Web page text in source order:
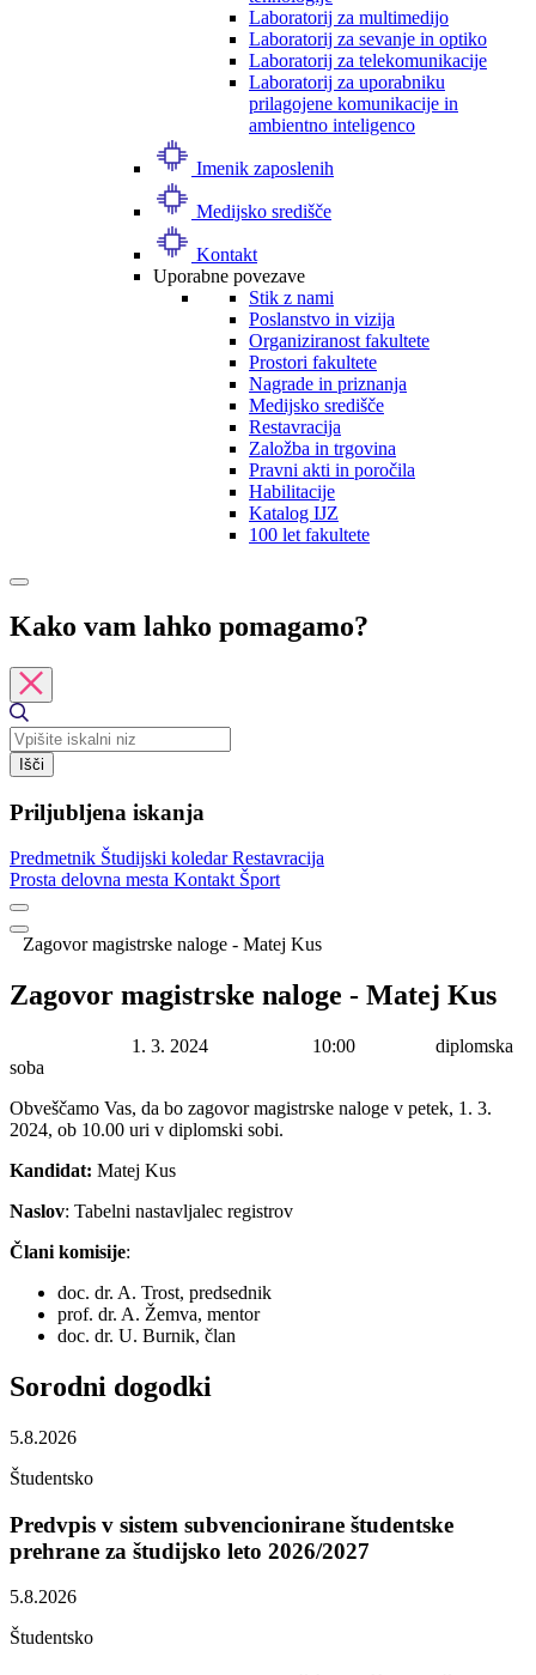
Laboratorij za multimedijo
Laboratorij za sevanje in optiko
Laboratorij za telekomunikacije
Laboratorij za uporabniku
prilagojene komunikacije in
ambientno inteligenco
Imenik zaposlenih
Medijsko središče
Kontakt
Uporabne povezave
Stik z nami
Poslanstvo in vizija
Organiziranost fakultete
Prostori fakultete
Nagrade in priznanja
Medijsko središče
Restavracija
Založba in trgovina
Pravni akti in poročila
Habilitacije
Katalog IJZ
100 let fakultete
Kako vam lahko pomagamo?
Išči
Priljubljena iskanja
Predmetnik Študijski koledarRestavracija
Prosta delovna mesta Kontakt Šport
Zagovor magistrske naloge - Matej Kus
Zagovor magistrske naloge - Matej Kus
1. 3. 2024 10:00
diplomska
soba
Obveščamo Vas, da bo zagovor magistrske naloge v petek, 1. 3.
2024, ob 10.00 uri v diplomski sobi.
Kandidat: Matej Kus
Naslov: Tabelni nastavljalec registrov
Člani komisije:
doc. dr. A. Trost, predsednik
prof. dr. A. Žemva, mentor
doc. dr. U. Burnik, član
Sorodni dogodki
5.8.2026
Študentsko
Predvpis v sistem subvencionirane študentske
prehrane za študijsko leto 2026/2027
5.8.2026
Študentsko